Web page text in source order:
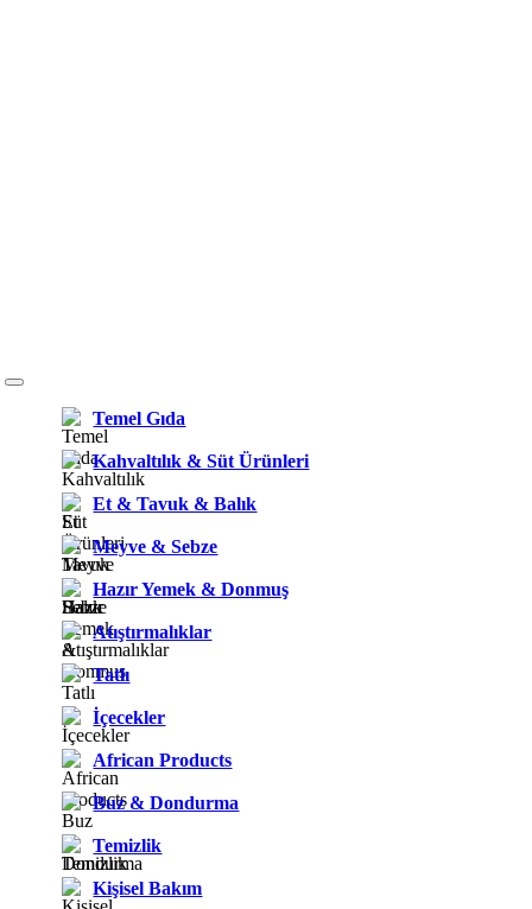
Temel Gıda
Kahvaltılık & Süt Ürünleri
Et & Tavuk & Balık
Meyve & Sebze
Hazır Yemek & Donmuş
Atıştırmalıklar
Tatlı
İçecekler
African Products
Buz & Dondurma
Temizlik
Kişisel Bakım